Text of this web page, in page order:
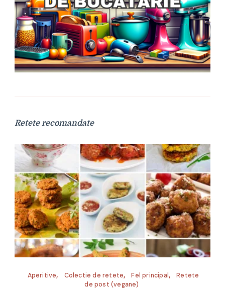
Retete recomandate
Aperitive Colectie de retete Fel principal
Retete
de post (vegane)